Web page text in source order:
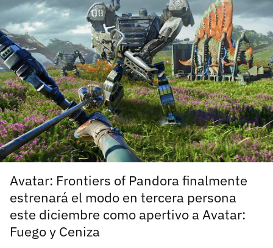
Avatar: Frontiers of Pandora finalmente
estrenará el modo en tercera persona
este diciembre como apertivo a Avatar:
Fuego y Ceniza
¿Todavía no tienes cuenta?
Regístrate gratis
El inicio de sesión con Facebook ya no está
disponible, pero puedes seguir usando tu cuenta
de 3DJuegos:
Recupera tu acceso con Facebook
carácter inicial), pero no mayúsculas, espacios, tildes
o caracteres especiales.
He leído y acepto lapolitica de privacidad y
de participación
Registrarse en 3DJuegos
Entra con Google
¿Ya tienes cuenta?